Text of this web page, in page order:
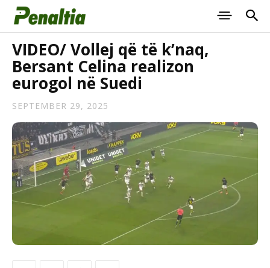
VIDEO/ Vollej që të k’naq,
Bersant Celina realizon
eurogol në Suedi
SEPTEMBER 29, 2025